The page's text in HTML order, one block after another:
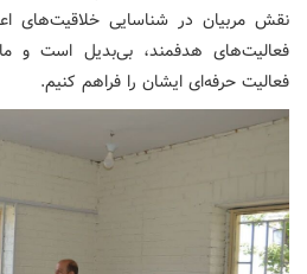
نقش مربیان در شناسایی
فعالیت‌های هدفمند، بی‌بدیل است و
فعالیت حرفه‌ای ایشان را فراهم کنیم.